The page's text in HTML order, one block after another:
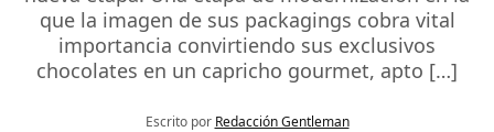
que la imagen de sus packagings cobra vital
importancia convirtiendo sus exclusivos
chocolates en un capricho gourmet, apto […]
Escrito por Redacción Gentleman